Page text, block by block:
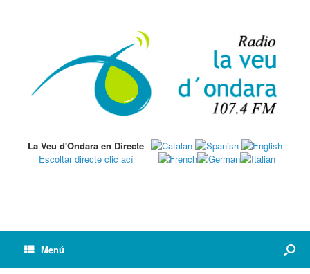
La Veu d'Ondara en Directe
Escoltar directe clic ací
Menú